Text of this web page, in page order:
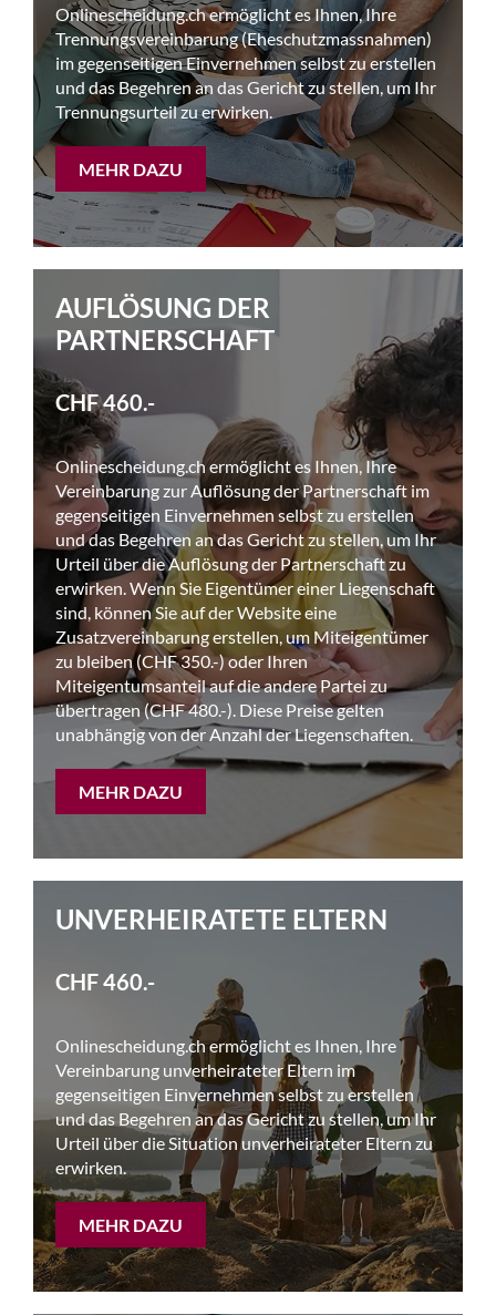
Onlinescheidung.ch ermöglicht es Ihnen, Ihre
Trennungsvereinbarung (Eheschutzmassnahmen)
im gegenseitigen Einvernehmen selbst zu erstellen
und das Begehren an das Gericht zu stellen, um Ihr
Trennungsurteil zu erwirken.
MEHR DAZU
AUFLÖSUNG DER
PARTNERSCHAFT
CHF 460.-
Onlinescheidung.ch ermöglicht es Ihnen, Ihre
Vereinbarung zur Auflösung der Partnerschaft im
gegenseitigen Einvernehmen selbst zu erstellen
und das Begehren an das Gericht zu stellen, um Ihr
Urteil über die Auflösung der Partnerschaft zu
erwirken. Wenn Sie Eigentümer einer Liegenschaft
sind, können Sie auf der Website eine
Zusatzvereinbarung erstellen, um Miteigentümer
zu bleiben (CHF 350.-) oder Ihren
Miteigentumsanteil auf die andere Partei zu
übertragen (CHF 480.-). Diese Preise gelten
unabhängig von der Anzahl der Liegenschaften.
MEHR DAZU
UNVERHEIRATETE ELTERN
CHF 460.-
Onlinescheidung.ch ermöglicht es Ihnen, Ihre
Vereinbarung unverheirateter Eltern im
gegenseitigen Einvernehmen selbst zu erstellen
und das Begehren an das Gericht zu stellen, um Ihr
Urteil über die Situation unverheirateter Eltern zu
erwirken.
MEHR DAZU